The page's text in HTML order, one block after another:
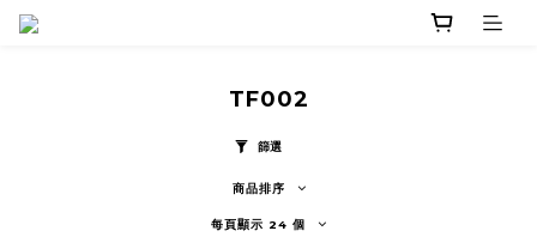
TF002
篩選
商品排序
每頁顯示 24 個